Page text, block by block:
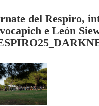
del Respiro,
e León